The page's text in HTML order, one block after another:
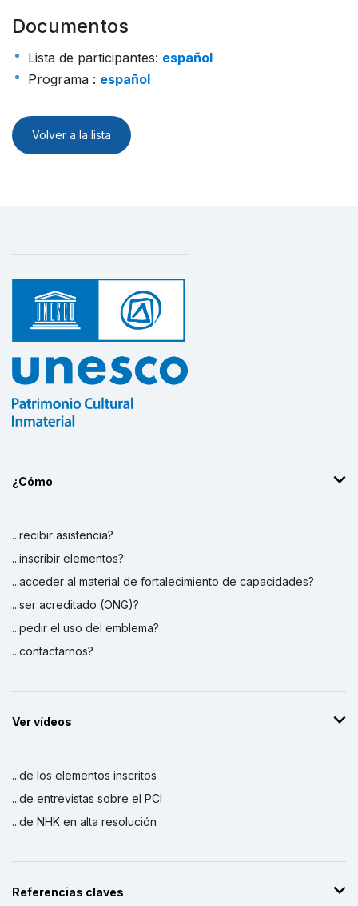
Documentos
Lista de participantes: español
Programa : español
Volver a la lista
¿Cómo
...recibir asistencia?
...inscribir elementos?
...acceder al material de fortalecimiento de capacidades?
...ser acreditado (ONG)?
...pedir el uso del emblema?
...contactarnos?
Ver vídeos
...de los elementos inscritos
...de entrevistas sobre el PCI
...de NHK en alta resolución
Referencias claves